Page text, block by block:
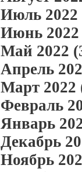
Июль 2022
Июнь 2022
Май 2022
Апрель
Март 2022
Февраль
Январь
Декабрь
Ноябрь